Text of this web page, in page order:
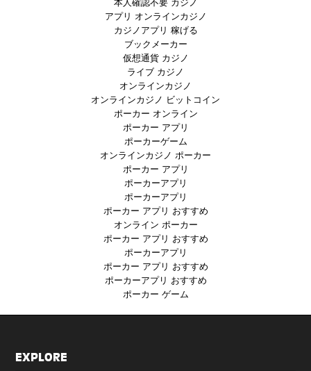
アプリ オンラインカジノ
カジノアプリ 稼げる
ブックメーカー
仮想通貨 カジノ
ライブ カジノ
オンラインカジノ
オンラインカジノ ビットコイン
ポーカー オンライン
ポーカー アプリ
ポーカーゲーム
オンラインカジノ ポーカー
ポーカー アプリ
ポーカーアプリ
ポーカーアプリ
ポーカー アプリ おすすめ
オンライン ポーカー
ポーカー アプリ おすすめ
ポーカーアプリ
ポーカー アプリ おすすめ
ポーカーアプリ おすすめ
ポーカー ゲーム
EXPLORE